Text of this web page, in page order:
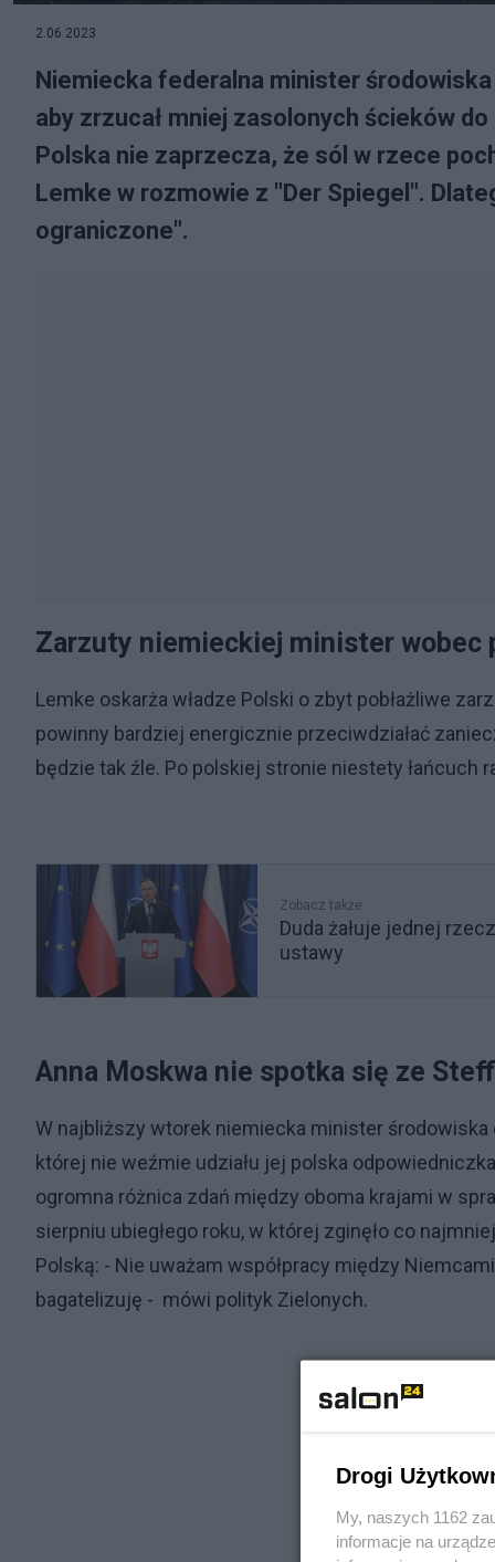
2.06.2023
Niemiecka federalna minister
aby zrzucał mniej zasolonych ścieków
Polska nie zaprzecza, że sól w rzece
Lemke w rozmowie z "Der Spiegel".
ograniczone".
Zarzuty niemieckiej minister wobec
Lemke oskarża władze Polski o zbyt pobłażliwe
powinny bardziej energicznie przeciwdziałać
będzie tak źle. Po polskiej stronie niestety łańcuch
Zobacz także
Duda żałuje jednej
ustawy
Anna Moskwa nie spotka się ze
W najbliższy wtorek niemiecka minister
której nie weźmie udziału jej polska
ogromna różnica zdań między oboma krajami w
sierpniu ubiegłego roku, w której zginęło co
Polską: - Nie uważam współpracy między
bagatelizuję - mówi polityk Zielonych.
Drogi
My, naszych 1162
informacje na